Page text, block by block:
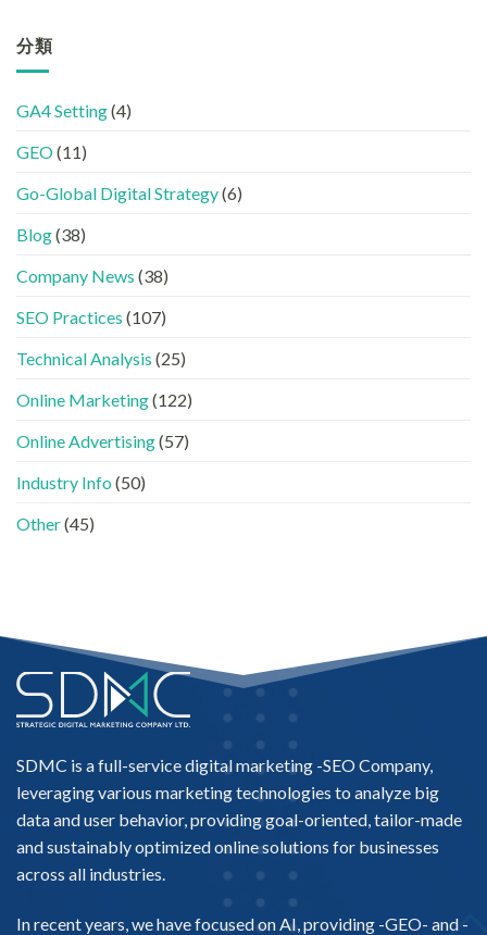
整
HTML
定
南〉
的
IG、
LinkedIn
容
工〉
中
案
出
一
看
懂
AISEO
AEO
實
做
已
進
代
品
如
進
的
任
單」？〉
分類
GA4 Setting(4)
GEO(11)
Go-Global Digital Strategy(6)
Blog(38)
Company News (38)
SEO Practices (107)
Technical Analysis (25)
Online Marketing(122)
Online Advertising(57)
Industry Info (50)
Other(45)
SDMC is a full-service digital marketing -SEO Company,
leveraging various marketing technologies to analyze big
data and user behavior, providing goal-oriented, tailor-made
and sustainably optimized online solutions for businesses
across all industries.
In recent years, we have focused on AI, providing -GEO- and -